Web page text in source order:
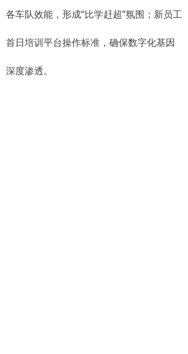
各车队效能，形成“比学赶超”氛围；新员工
首日培训平台操作标准，确保数字化基因
深度渗透。